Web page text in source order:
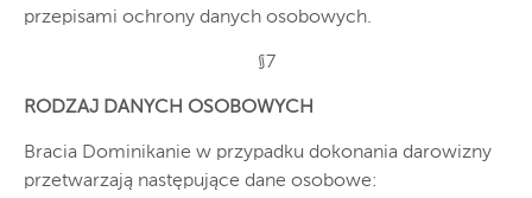
przepisami ochrony danych osobowych.
§7
RODZAJ DANYCH OSOBOWYCH
Bracia Dominikanie w przypadku dokonania darowizny
przetwarzają następujące dane osobowe: